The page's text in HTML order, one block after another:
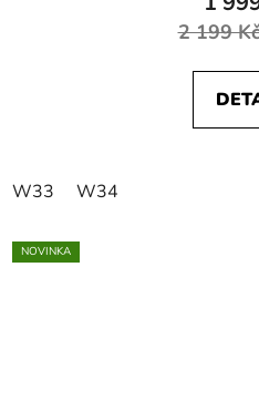
2 199
W33 W34
NOVINKA